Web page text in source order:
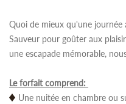
Quoi de mieux qu'une
Sauveur pour goûter aux
une escapade mémorable,
Le forfait comprend:
Une nuitée en chambre ou